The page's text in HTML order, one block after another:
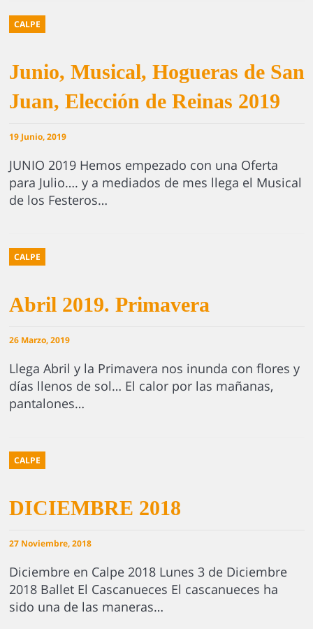
CALPE
Junio, Musical, Hogueras de San
Juan, Elección de Reinas 2019
19 Junio, 2019
JUNIO 2019 Hemos empezado con una Oferta
para Julio…. y a mediados de mes llega el Musical
de los Festeros…
CALPE
Abril 2019. Primavera
26 Marzo, 2019
Llega Abril y la Primavera nos inunda con flores y
días llenos de sol… El calor por las mañanas,
pantalones…
CALPE
DICIEMBRE 2018
27 Noviembre, 2018
Diciembre en Calpe 2018 Lunes 3 de Diciembre
2018 Ballet El Cascanueces El cascanueces ha
sido una de las maneras…